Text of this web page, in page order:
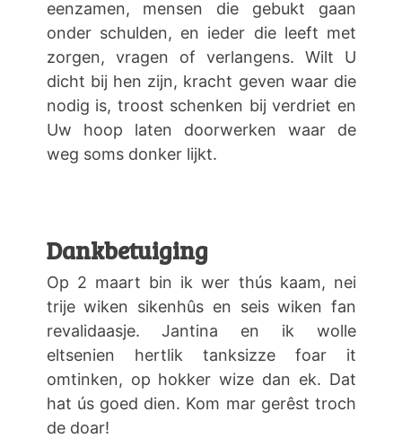
eenzamen, mensen die gebukt gaan
onder schulden, en ieder die leeft met
zorgen, vragen of verlangens. Wilt U
dicht bij hen zijn, kracht geven waar die
nodig is, troost schenken bij verdriet en
Uw hoop laten doorwerken waar de
weg soms donker lijkt.
Dankbetuiging
Op 2 maart bin ik wer thús kaam, nei
trije wiken sikenhûs en seis wiken fan
revalidaasje. Jantina en ik wolle
eltsenien hertlik tanksizze foar it
omtinken, op hokker wize dan ek. Dat
hat ús goed dien. Kom mar gerêst troch
de doar!